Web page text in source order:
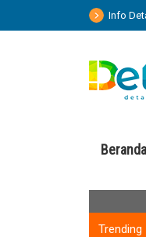
Info
Beranda
Trending
Ramah